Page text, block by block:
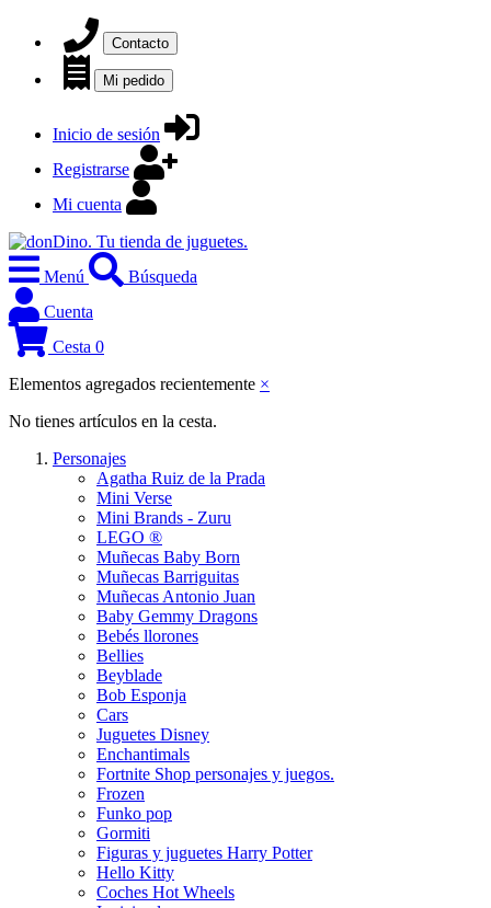
Contacto
Mi pedido
Inicio de sesión
Registrarse
Mi cuenta
Menú
Búsqueda
Cuenta
Cesta 0
Elementos agregados recientemente ×
No tienes artículos en la cesta.
Personajes
Agatha Ruiz de la Prada
Mini Verse
Mini Brands - Zuru
LEGO ®
Muñecas Baby Born
Muñecas Barriguitas
Muñecas Antonio Juan
Baby Gemmy Dragons
Bebés llorones
Bellies
Beyblade
Bob Esponja
Cars
Juguetes Disney
Enchantimals
Fortnite Shop personajes y juegos.
Frozen
Funko pop
Gormiti
Figuras y juguetes Harry Potter
Hello Kitty
Coches Hot Wheels